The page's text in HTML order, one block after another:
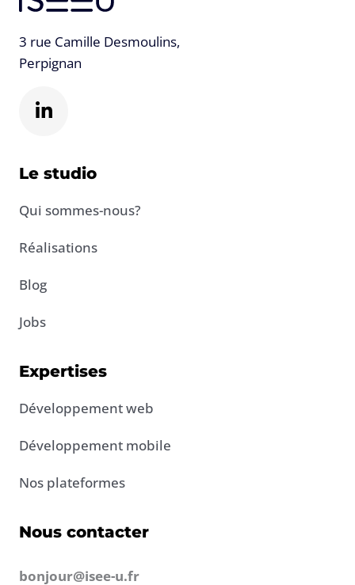
3 rue Camille Desmoulins,
Perpignan
i
e
i
-
n
Le studio
Qui sommes-nous?
Réalisations
Blog
Jobs
Expertises
Développement web
Développement mobile
Nos plateformes
Nous contacter
bonjour@isee-u.fr